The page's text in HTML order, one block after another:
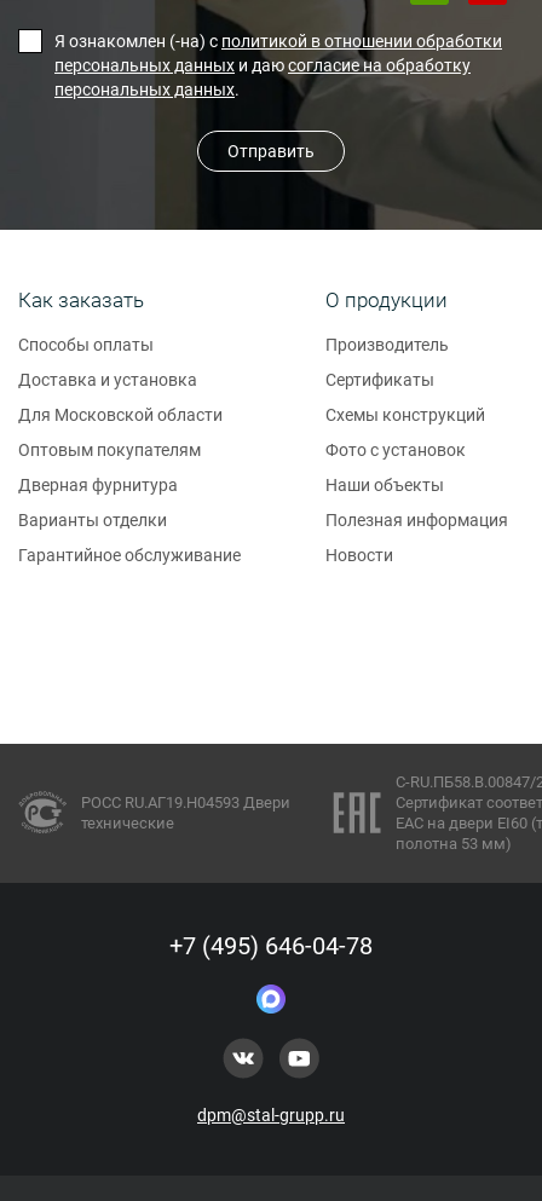
Я ознакомлен (-на) с политикой в отношении обработки
персональных данных и даюсогласие на обработку
персональных данных.
Отправить
Как заказать
Способы оплаты
Доставка и установка
Для Московской области
Оптовым покупателям
Дверная фурнитура
Варианты отделки
Гарантийное обслуживание
О продукции
Производитель
Сертификаты
Схемы конструкций
Фото с установок
Наши объекты
Полезная информация
Новости
РОСС RU.АГ19.Н04593 Двери
технические
C-RU.ПБ58.В.00847/
Сертификат
ЕАС на двери EI60
полотна 53 мм)
+7 (495) 646-04-78
dpm@stal-grupp.ru